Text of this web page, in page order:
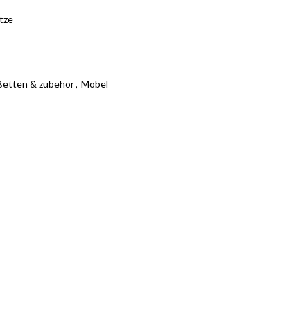
& zubehör, Möbel